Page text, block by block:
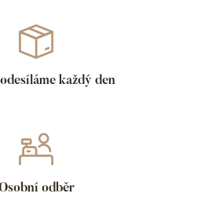
každý den
odběr